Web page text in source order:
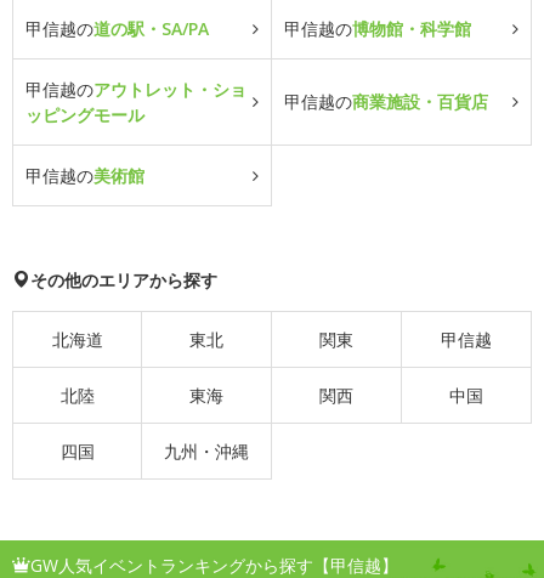
甲信越の道の駅・SA/PA 甲信越の博物館・科学館
甲信越のアウトレット・ショ
ッピングモール
甲信越の商業施設・百貨店
甲信越の美術館
その他のエリアから探す
北海道 東北 関東 甲信越
北陸 東海 関西 中国
四国 九州・沖縄
GW人気イベントランキングから探す【甲信越】